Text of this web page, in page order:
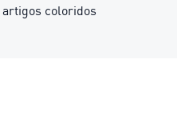
coloridos